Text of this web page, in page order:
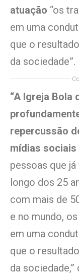
atuação “os
em uma
que o
da sociedade”.
“A Igreja Bola
repercussão
mídias sociais
pessoas que
longo dos 25
com mais de
e no mundo,
em uma
que o
da sociedade,”